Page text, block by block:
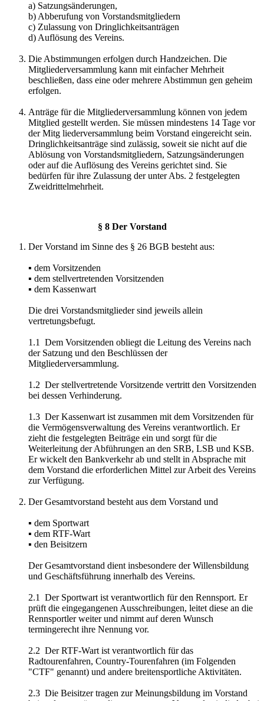
a) Satzungsänderungen,
b) Abberufung von Vorstandsmitgliedern
c) Zulassung von Dringlichkeitsanträgen
d) Auflösung des Vereins.
Die Abstimmungen erfolgen durch Handzeichen. Die
Mitgliederversammlung kann mit einfacher Mehrheit
beschließen, dass eine oder mehrere Abstimmun gen geheim
erfolgen.
Anträge für die Mitgliederversammlung können von jedem
Mitglied gestellt werden. Sie müssen mindestens 14 Tage vor
der Mitg liederversammlung beim Vorstand eingereicht sein.
Dringlichkeitsanträge sind zulässig, soweit sie nicht auf die
Ablösung von Vorstandsmitgliedern, Satzungsänderungen
oder auf die Auflösung des Vereins gerichtet sind. Sie
bedürfen für ihre Zulassung der unter Abs. 2 festgelegten
Zweidrittelmehrheit.
§ 8 Der Vorstand
Der Vorstand im Sinne des § 26 BGB besteht aus:
▪ dem Vorsitzenden
▪ dem stellvertretenden Vorsitzenden
▪ dem Kassenwart
Die drei Vorstandsmitglieder sind jeweils allein
vertretungsbefugt.
1.1 Dem Vorsitzenden obliegt die Leitung des Vereins nach
der Satzung und den Beschlüssen der
Mitgliederversammlung.
1.2 Der stellvertretende Vorsitzende vertritt den Vorsitzenden
bei dessen Verhinderung.
1.3 Der Kassenwart ist zusammen mit dem Vorsitzenden für
die Vermögensverwaltung des Vereins verantwortlich. Er
zieht die festgelegten Beiträge ein und sorgt für die
Weiterleitung der Abführungen an den SRB, LSB und KSB.
Er wickelt den Bankverkehr ab und stellt in Absprache mit
dem Vorstand die erforderlichen Mittel zur Arbeit des Vereins
zur Verfügung.
Der Gesamtvorstand besteht aus dem Vorstand und
▪ dem Sportwart
▪ dem RTF-Wart
▪ den Beisitzern
Der Gesamtvorstand dient insbesondere der Willensbildung
und Geschäftsführung innerhalb des Vereins.
2.1 Der Sportwart ist verantwortlich für den Rennsport. Er
prüft die eingegangenen Ausschreibungen, leitet diese an die
Rennsportler weiter und nimmt auf deren Wunsch
termingerecht ihre Nennung vor.
2.2 Der RTF-Wart ist verantwortlich für das
Radtourenfahren, Country-Tourenfahren (im Folgenden
"CTF" genannt) und andere breitensportliche Aktivitäten.
2.3 Die Beisitzer tragen zur Meinungsbildung im Vorstand